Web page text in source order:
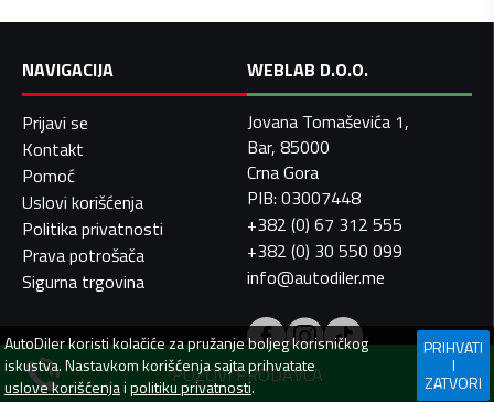
POZOVI PRODAVCA
NAVIGACIJA
Prijavi se
Kontakt
Pomoć
Uslovi korišćenja
Politika privatnosti
Prava potrošača
Sigurna trgovina
WEBLAB D.O.O.
Jovana Tomaševića 1,
Bar, 85000
Crna Gora
PIB: 03007448
+382 (0) 67 312 555
+382 (0) 30 550 099
info@autodiler.me
AutoDilerkoristi kolačiće za pružanje boljeg korisničkog
iskustva. Nastavkom korišćenja sajta prihvatate
uslove korišćenjaipolitiku privatnosti.
PRIHVATI
I
ZATVORI